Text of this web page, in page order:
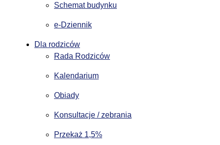
Schemat budynku
e-Dziennik
Dla rodziców
Rada Rodziców
Kalendarium
Obiady
Konsultacje / zebrania
Przekaż 1,5%